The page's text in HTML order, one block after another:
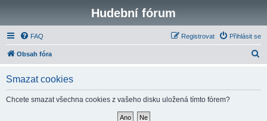
Hudební fórum
FAQ Přihlásit se
Registrovat
Obsah fóra
Smazat cookies
Chcete smazat všechna cookies z vašeho disku uložená tímto fórem?